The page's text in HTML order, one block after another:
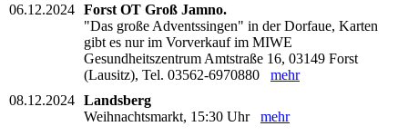
06.12.2024 Forst OT Groß Jamno.
"Das große Adventssingen" in der Dorfaue, Karten
gibt es nur im Vorverkauf im MIWE
Gesundheitszentrum Amtstraße 16, 03149 Forst
(Lausitz), Tel. 03562-6970880 mehr
08.12.2024 Landsberg
Weihnachtsmarkt, 15:30 Uhr mehr